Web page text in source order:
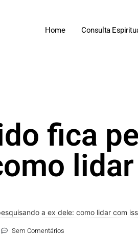
Home Consulta
fica
a ex dele: como lidar com
Sem Comentários